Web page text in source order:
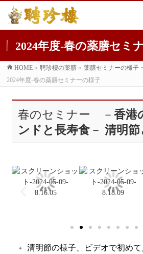
2024年度-春の薬膳セミ
HOME » 聘珍樓の薬膳 » 薬膳セミナーの様子
2024年度-春の薬膳セミナーの様子
春のセミナー －香港
ンドと長寿食 －清明
清明節の様子、ビデオで初め